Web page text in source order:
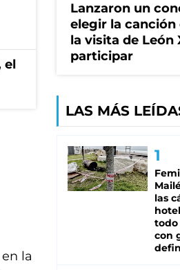
el
la
Lanzaron un
elegir la canción
la visita de León
participar
LAS MÁS
las
todo
con